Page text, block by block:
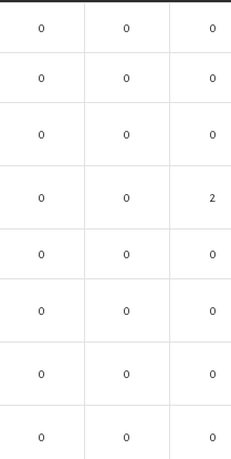
0 0 0
0 0 0
0 0 0
0 0 2
0 0 0
0 0 0
0 0 0
0 0 0